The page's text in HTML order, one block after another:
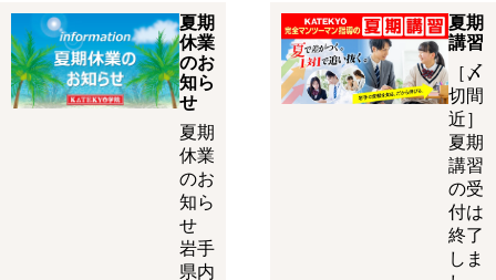
夏期
休業
のお
知ら
せ
夏期
休業
のお
知ら
せ
岩手
県内
夏期
講習
［〆
切間
近］
夏期
講習
の受
付は
終了
しま